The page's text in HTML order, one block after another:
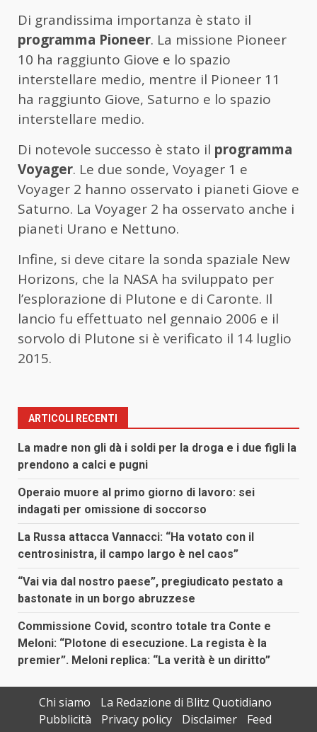
Di grandissima importanza è stato il
programma Pioneer. La missione Pioneer
10 ha raggiunto Giove e lo spazio
interstellare medio, mentre il Pioneer 11
ha raggiunto Giove, Saturno e lo spazio
interstellare medio.
Di notevole successo è stato il programma
Voyager. Le due sonde, Voyager 1 e
Voyager 2 hanno osservato i pianeti Giove e
Saturno. La Voyager 2 ha osservato anche i
pianeti Urano e Nettuno.
Infine, si deve citare la sonda spaziale New
Horizons, che la NASA ha sviluppato per
l’esplorazione di Plutone e di Caronte. Il
lancio fu effettuato nel gennaio 2006 e il
sorvolo di Plutone si è verificato il 14 luglio
2015.
ARTICOLI RECENTI
La madre non gli dà i soldi per la droga e i due figli la
prendono a calci e pugni
Operaio muore al primo giorno di lavoro: sei
indagati per omissione di soccorso
La Russa attacca Vannacci: “Ha votato con il
centrosinistra, il campo largo è nel caos”
“Vai via dal nostro paese”, pregiudicato pestato a
bastonate in un borgo abruzzese
Commissione Covid, scontro totale tra Conte e
Meloni: “Plotone di esecuzione. La regista è la
premier”. Meloni replica: “La verità è un diritto”
Chi siamo
La Redazione di Blitz Quotidiano
Pubblicità
Privacy policy Disclaimer Feed